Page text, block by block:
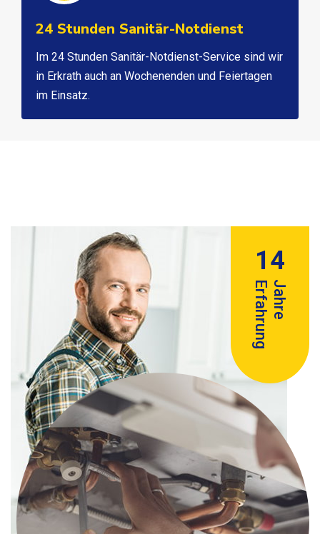
24 Stunden Sanitär-Notdienst
Im 24 Stunden Sanitär-Notdienst-Service sind wir
in Erkrath auch an Wochenenden und Feiertagen
im Einsatz.
14
Jahre
Erfahrung